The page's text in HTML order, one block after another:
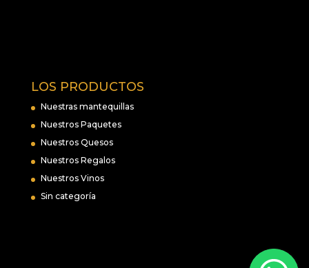
LOS PRODUCTOS
Nuestras mantequillas
Nuestros Paquetes
Nuestros Quesos
Nuestros Regalos
Nuestros Vinos
Sin categoría